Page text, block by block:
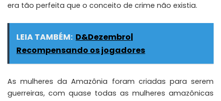
era tão perfeita que o conceito de crime não existia.
LEIA TAMBÉM: D&Dezembro|
Recompensando os jogadores
As mulheres da Amazônia foram criadas para serem
guerreiras, com quase todas as mulheres amazônicas